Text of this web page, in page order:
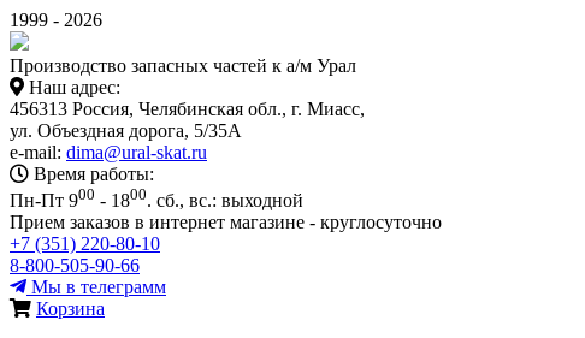
1999 - 2026
Производство запасных частей к а/м Урал
Наш адрес:
456313 Россия, Челябинская обл., г. Миасс,
ул. Объездная дорога, 5/35А
e-mail: dima@ural-skat.ru
Время работы:
Пн-Пт 900 - 1800. сб., вс.: выходной
Прием заказов в интернет магазине - круглосуточно
+7 (351) 220-80-10
8-800-505-90-66
Мы в телеграмм
Корзина